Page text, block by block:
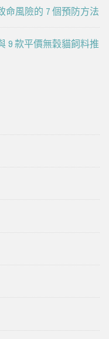
命風險的 7 個預防方法
9 款平價無穀貓飼料推